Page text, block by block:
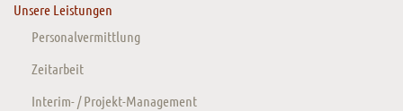
Unsere Leistungen
Personalvermittlung
Zeitarbeit
Interim- / Projekt-Management